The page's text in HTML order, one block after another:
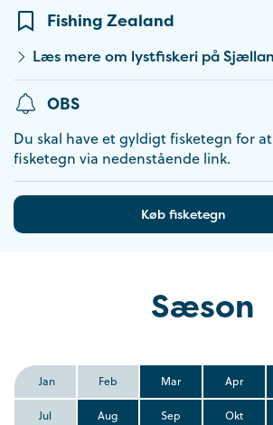
Fishing Zealand
Læs mere om lystfiskeri på
OBS
Du skal have et gyldigt fisketegn for
fisketegn via nedenstående link.
Køb fisketegn
Sæson
Jan Feb Mar Apr
Jul Aug Sep Okt